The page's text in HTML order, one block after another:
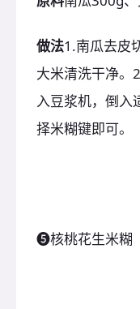
做法1.南瓜去皮
大米清洗干净。
入豆浆机，倒入
择米糊键即可。
❺核桃花生米糊